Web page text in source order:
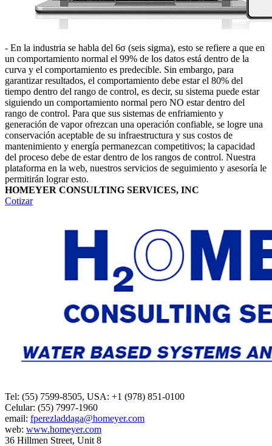
- En la industria se habla del 6σ (seis sigma), esto se refiere a que en
un comportamiento normal el 99% de los datos está dentro de la
curva y el comportamiento es predecible. Sin embargo, para
garantizar resultados, el comportamiento debe estar el 80% del
tiempo dentro del rango de control, es decir, su sistema puede estar
siguiendo un comportamiento normal pero NO estar dentro del
rango de control. Para que sus sistemas de enfriamiento y
generación de vapor ofrezcan una operación confiable, se logre una
conservación aceptable de su infraestructura y sus costos de
mantenimiento y energía permanezcan competitivos; la capacidad
del proceso debe de estar dentro de los rangos de control. Nuestra
plataforma en la web, nuestros servicios de seguimiento y asesoría le
permitirán lograr esto.
HOMEYER CONSULTING SERVICES, INC
Cotizar
Tel: (55) 7599-8505, USA: +1 (978) 851-0100
Celular: (55) 7997-1960
email: fperezladdaga@homeyer.com
web: www.homeyer.com
36 Hillmen Street, Unit 8